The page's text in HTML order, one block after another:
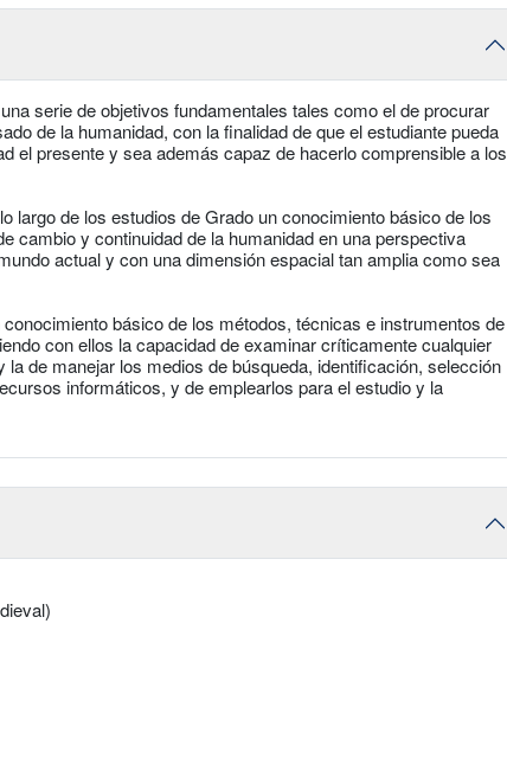
serie de objetivos fundamentales tales como el de procurar
de la humanidad, con la finalidad de que el estudiante pueda
el presente y sea además capaz de hacerlo comprensible a los
largo de los estudios de Grado un conocimiento básico de los
cambio y continuidad de la humanidad en una perspectiva
actual y con una dimensión espacial tan amplia como sea
básico de los métodos, técnicas e instrumentos de
con ellos la capacidad de examinar críticamente cualquier
de manejar los medios de búsqueda, identificación, selección
informáticos, y de emplearlos para el estudio y la